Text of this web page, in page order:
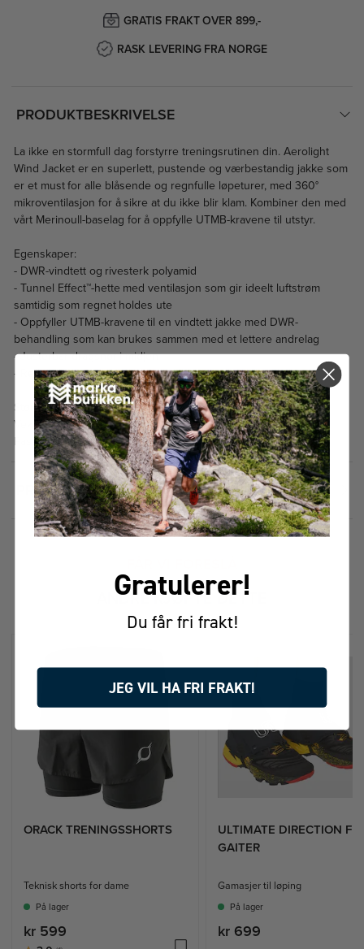
GRATIS FRAKT OVER 899,-
RASK LEVERING FRA NORGE
PRODUKTBESKRIVELSE
La ikke en stormfull dag forstyrre treningsrutinen din. Aerolight
Wind Jacket er en superlett, pustende og værbestandig jakke som
er et must for alle blåsende og regnfulle løpeturer, med 360°
mikroventilasjon for å sikre at du ikke blir klam. Kombiner den med
vårt Merinoull-baselag for å oppfylle UTMB-kravene til utstyr.
Egenskaper:
- DWR-vindtett og rivesterk polyamid
- Tunnel Effect™-hette med ventilasjon som gir ideelt luftstrøm
samtidig som regnet holdes ute
- Oppfyller UTMB-kravene til en vindtett jakke med DWR-
behandling som kan brukes sammen med et lettere andrelag
- Justerbar dragsnor i midjen
- Reflekterende detaljer
Størrelse: S-XL
Vekt: 150 g
Passform: Relaxed
PRISHISTORIKK
ANDRE KJØPTE DETTE
ORACK TRENINGSSHORTS
Teknisk shorts for dame
På lager
kr 599
ULTIMATE DIRECTION FK
GAITER
Gamasjer til løping
På lager
kr 699
Gratulerer!
Du får fri frakt!
JEG VIL HA FRI FRAKT!